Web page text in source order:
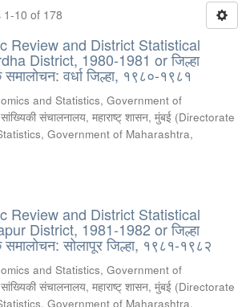
1-10 of 178
Review and District Statistical
District, 1980-1981 or जिल्हा
वर्धा जिल्हा, १९८०-१९८१
and Statistics, Government of
संचालनालय, महाराष्ट् शासन, मुंबई (Directorate
Government of Maharashtra,
Review and District Statistical
District, 1981-1982 or जिल्हा
सोलापूर जिल्हा, १९८१-१९८२
and Statistics, Government of
संचालनालय, महाराष्ट् शासन, मुंबई (Directorate
Government of Maharashtra,